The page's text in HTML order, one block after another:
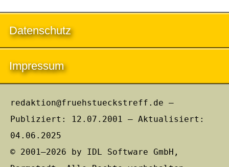
Datenschutz
Impressum
redaktion@fruehstueckstreff.de –
Publiziert: 12.07.2001 – Aktualisiert:
04.06.2025
© 2001–2026 by IDL Software GmbH,